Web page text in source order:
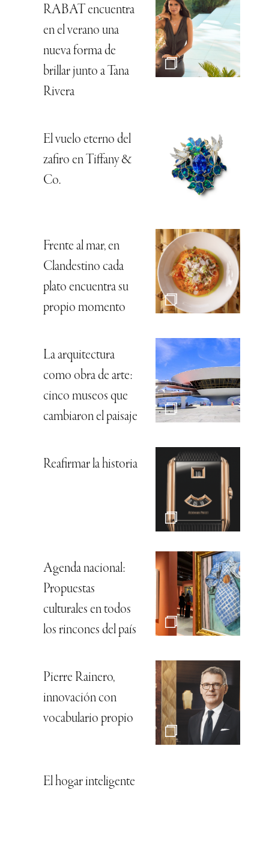
RABAT encuentra
en el verano una
nueva forma de
brillar junto a Tana
Rivera
El vuelo eterno del
zafiro en Tiffany &
Co.
Frente al mar, en
Clandestino cada
plato encuentra su
propio momento
La arquitectura
como obra de arte:
cinco museos que
cambiaron el paisaje
Reafirmar la historia
Agenda nacional:
Propuestas
culturales en todos
los rincones del país
Pierre Rainero,
innovación con
vocabulario propio
El hogar inteligente